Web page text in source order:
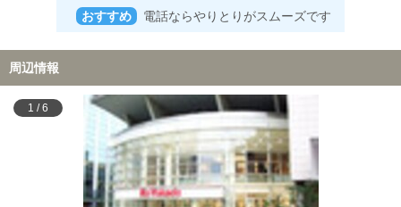
おすすめ 電話ならやりとりがスムーズです
周辺情報
1 / 6